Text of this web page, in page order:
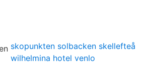
skopunkten solbacken skellefteå
wilhelmina hotel venlo